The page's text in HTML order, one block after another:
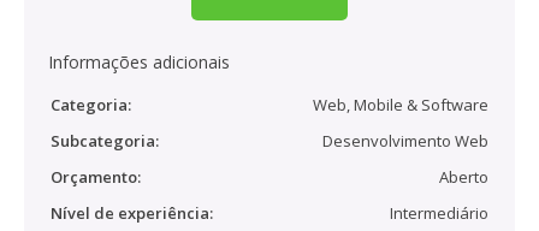
Informações adicionais
Categoria:
Web, Mobile & Software
Subcategoria:
Desenvolvimento Web
Orçamento:
Aberto
Nível de experiência:
Intermediário